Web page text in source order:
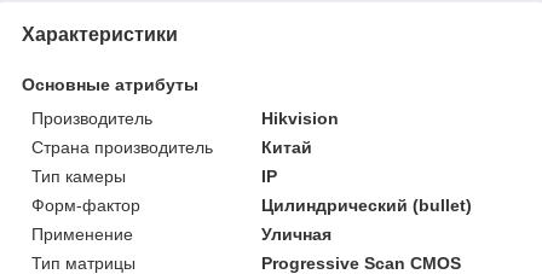
Характеристики
Основные атрибуты
Производитель
Hikvision
Страна производитель
Китай
Тип камеры
IP
Форм-фактор
Цилиндрический (bullet)
Применение
Уличная
Тип матрицы
Progressive Scan CMOS